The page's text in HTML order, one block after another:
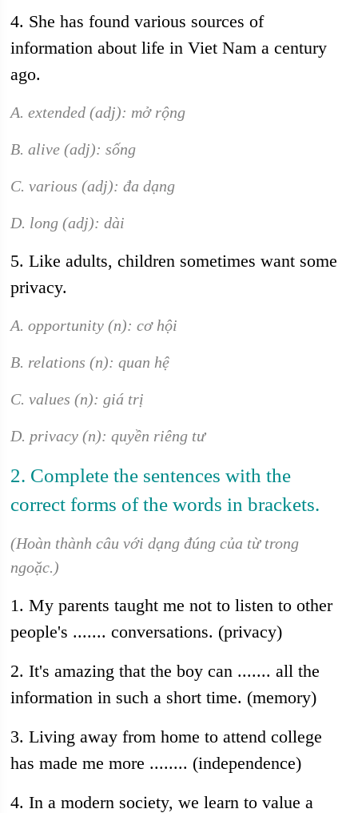
4. She has found various sources of
information about life in Viet Nam a century
ago.
A. extended (adj): mở rộng
B. alive (adj): sống
C. various (adj): đa dạng
D. long (adj): dài
5. Like adults, children sometimes want some
privacy.
A. opportunity (n): cơ hội
B. relations (n): quan hệ
C. values (n): giá trị
D. privacy (n): quyền riêng tư
2. Complete the sentences with the
correct forms of the words in brackets.
(Hoàn thành câu với dạng đúng của từ trong
ngoặc.)
1. My parents taught me not to listen to other
people's ....... conversations. (privacy)
2. It's amazing that the boy can ....... all the
information in such a short time. (memory)
3. Living away from home to attend college
has made me more ........ (independence)
4. In a modern society, we learn to value a